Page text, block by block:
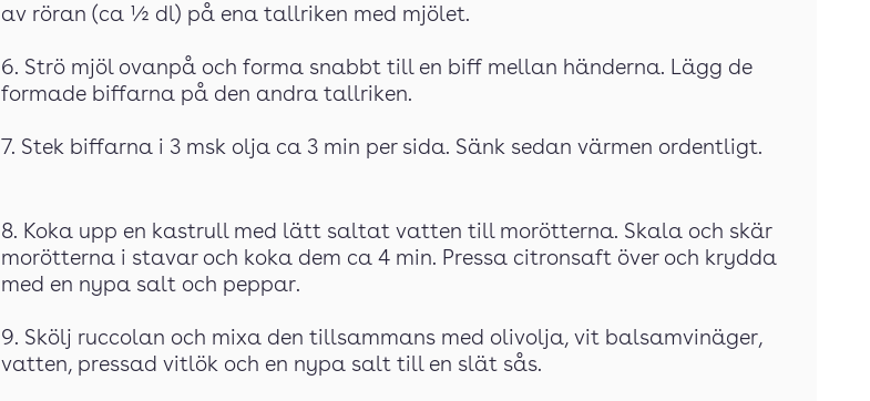
av röran (ca ½ dl) på ena tallriken med mjölet.
6. Strö mjöl ovanpå och forma snabbt till en biff mellan händerna. Lägg de
formade biffarna på den andra tallriken.
7. Stek biffarna i 3 msk olja ca 3 min per sida. Sänk sedan värmen ordentligt.
8. Koka upp en kastrull med lätt saltat vatten till morötterna. Skala och skär
morötterna i stavar och koka dem ca 4 min. Pressa citronsaft över och krydda
med en nypa salt och peppar.
9. Skölj ruccolan och mixa den tillsammans med olivolja, vit balsamvinäger,
vatten, pressad vitlök och en nypa salt till en slät sås.